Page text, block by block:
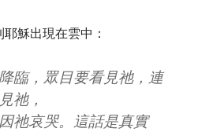
穌出現在雲中：
臨，眾目要看見祂，連
祂，
祂哀哭。這話是真實